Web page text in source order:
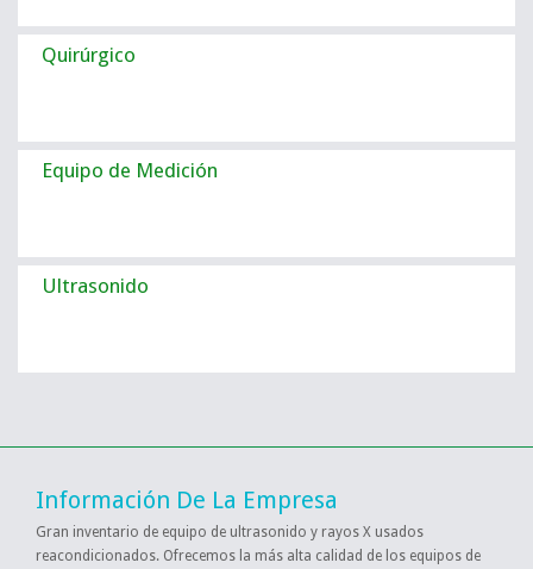
Quirúrgico
Equipo de Medición
Ultrasonido
Información De La Empresa
Gran inventario de equipo de ultrasonido y rayos X usados
reacondicionados. Ofrecemos la más alta calidad de los equipos de